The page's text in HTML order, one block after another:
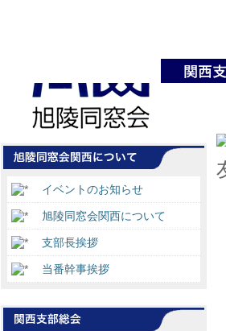
イベントのお知らせ
旭陵同窓会関西について
支部長挨拶
当番幹事挨拶